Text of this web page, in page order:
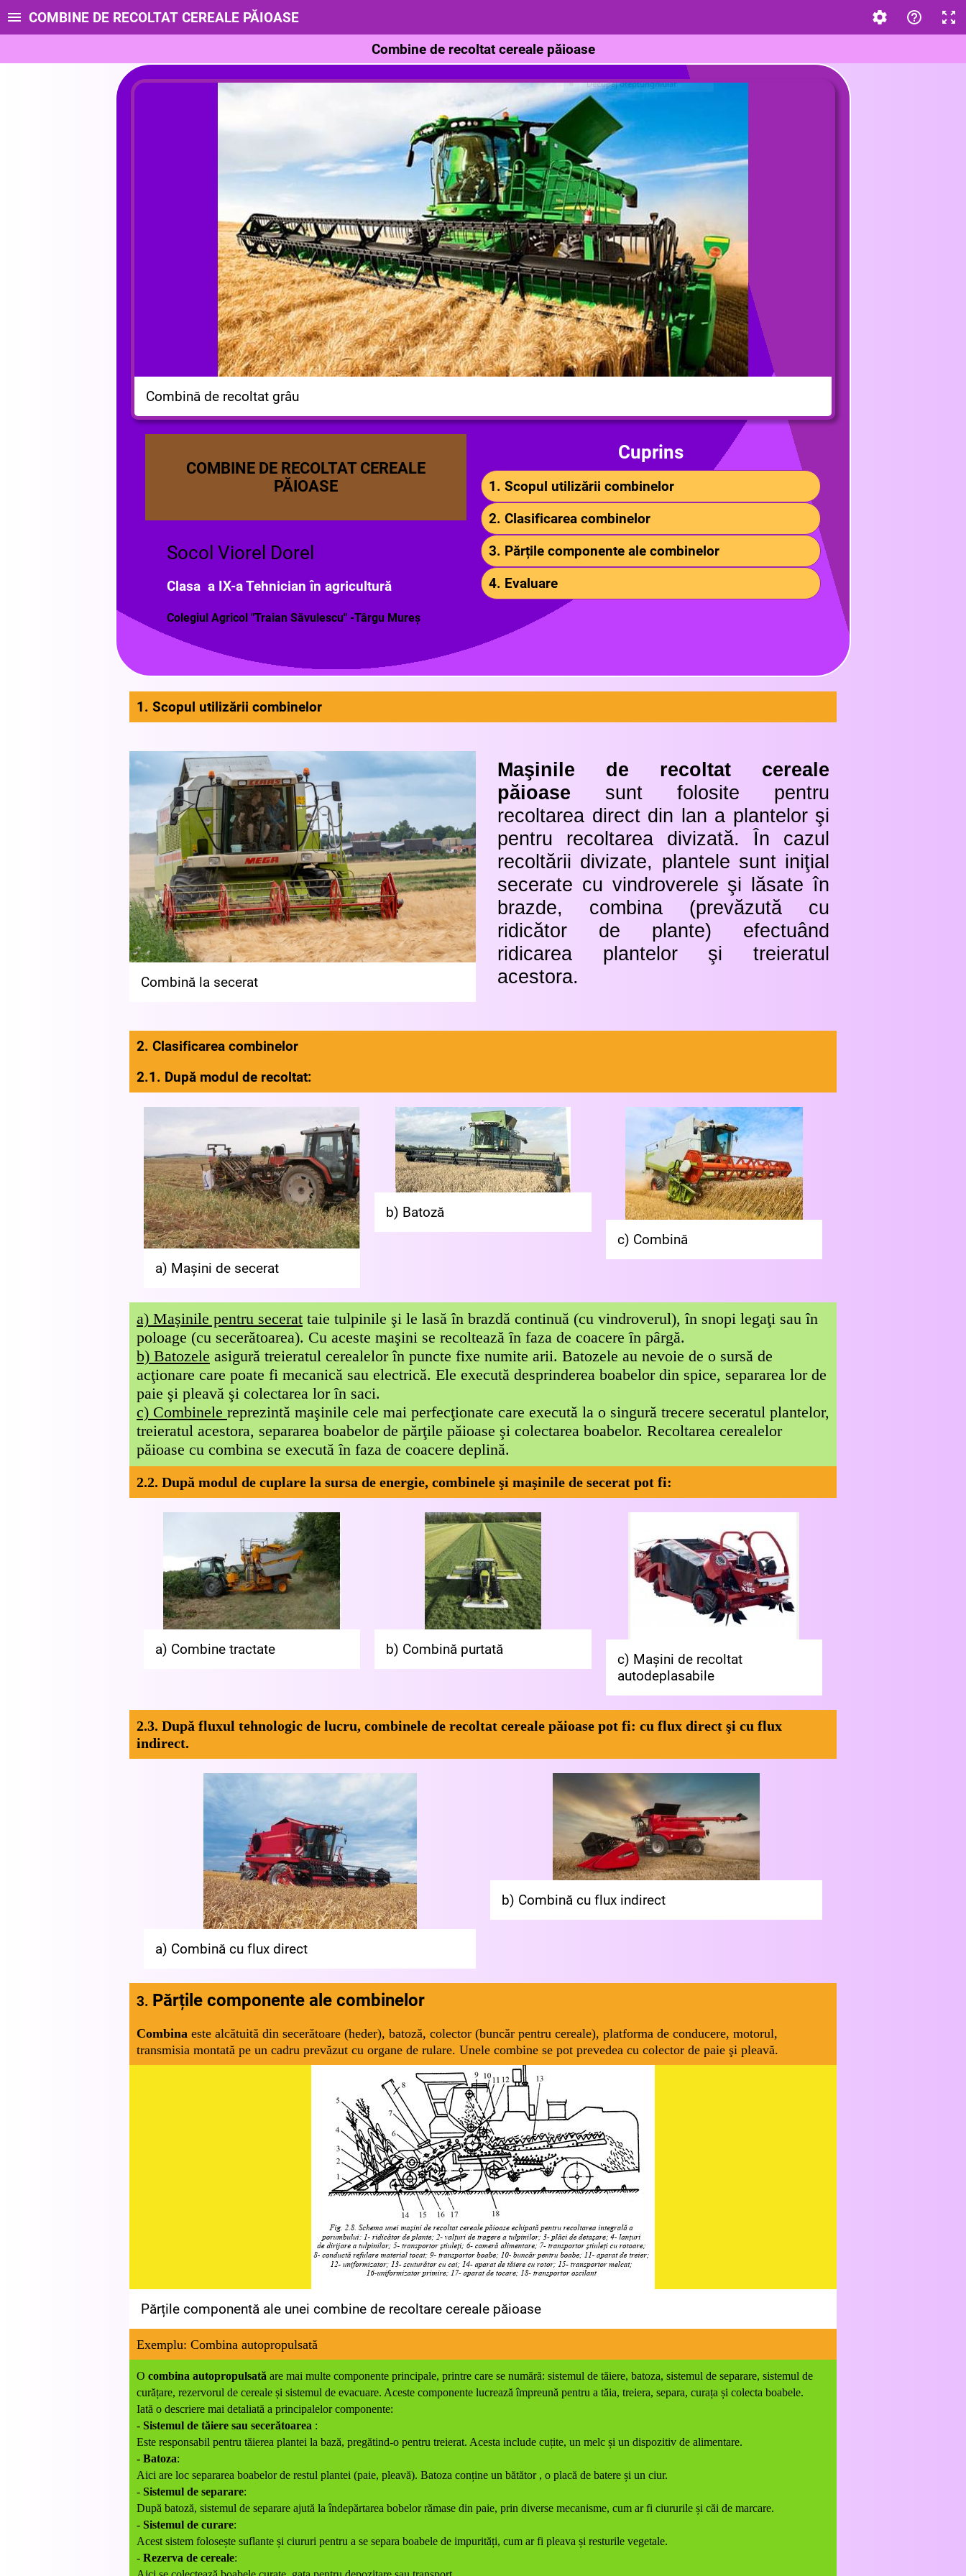
COMBINE DE RECOLTAT CEREALE PĂIOASE
Combine de recoltat cereale păioase
Combină de recoltat grâu
COMBINE DE RECOLTAT CEREALE
PĂIOASE
Socol Viorel Dorel
Clasa a IX-a Tehnician în agricultură
Colegiul Agricol "Traian Săvulescu" -Târgu Mureș
Cuprins
1. Scopul utilizării combinelor
2. Clasificarea combinelor
3. Părțile componente ale combinelor
4. Evaluare
1. Scopul utilizării combinelor
Combină la secerat
Maşinile de recoltat cereale
păioase sunt folosite pentru
recoltarea direct din lan a plantelor şi
pentru recoltarea divizată. În cazul
recoltării divizate, plantele sunt iniţial
secerate cu vindroverele şi lăsate în
brazde, combina (prevăzută cu
ridicător de plante) efectuând
ridicarea plantelor şi treieratul
acestora.
2. Clasificarea combinelor
2.1. După modul de recoltat:
a) Mașini de secerat
b) Batoză
c) Combină
a) Maşinile pentru secerat taie tulpinile şi le lasă în brazdă continuă (cu vindroverul), în snopi legaţi sau în
poloage (cu secerătoarea). Cu aceste maşini se recoltează în faza de coacere în pârgă.
b) Batozele asigură treieratul cerealelor în puncte fixe numite arii. Batozele au nevoie de o sursă de
acţionare care poate fi mecanică sau electrică. Ele execută desprinderea boabelor din spice, separarea lor de
paie şi pleavă şi colectarea lor în saci.
c) Combinele reprezintă maşinile cele mai perfecţionate care execută la o singură trecere seceratul plantelor,
treieratul acestora, separarea boabelor de părţile păioase şi colectarea boabelor. Recoltarea cerealelor
păioase cu combina se execută în faza de coacere deplină.
2.2. După modul de cuplare la sursa de energie, combinele şi maşinile de secerat pot fi:
a) Combine tractate b) Combină purtată
c) Mașini de recoltat
autodeplasabile
2.3. După fluxul tehnologic de lucru, combinele de recoltat cereale păioase pot fi: cu flux direct şi cu flux
indirect.
a) Combină cu flux direct
b) Combină cu flux indirect
3. Părțile componente ale combinelor
Combina este alcătuită din secerătoare (heder), batoză, colector (buncăr pentru cereale), platforma de conducere, motorul,
transmisia montată pe un cadru prevăzut cu organe de rulare. Unele combine se pot prevedea cu colector de paie şi pleavă.
Părțile componentă ale unei combine de recoltare cereale păioase
Exemplu: Combina autopropulsată
O combina autopropulsată are mai multe componente principale, printre care se numără: sistemul de tăiere, batoza, sistemul de separare, sistemul de
curățare, rezervorul de cereale și sistemul de evacuare. Aceste componente lucrează împreună pentru a tăia, treiera, separa, curața și colecta boabele.
Iată o descriere mai detaliată a principalelor componente:
- Sistemul de tăiere sau secerătoarea :
Este responsabil pentru tăierea plantei la bază, pregătind-o pentru treierat. Acesta include cuțite, un melc și un dispozitiv de alimentare.
- Batoza:
Aici are loc separarea boabelor de restul plantei (paie, pleavă). Batoza conține un bătător , o placă de batere și un ciur.
- Sistemul de separare:
După batoză, sistemul de separare ajută la îndepărtarea bobelor rămase din paie, prin diverse mecanisme, cum ar fi ciururile și căi de marcare.
- Sistemul de curare:
Acest sistem folosește suflante și ciururi pentru a se separa boabele de impurități, cum ar fi pleava și resturile vegetale.
- Rezerva de cereale: